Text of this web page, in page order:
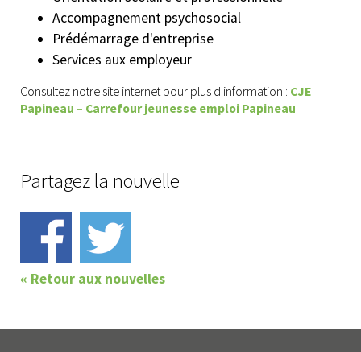
Accompagnement psychosocial
Prédémarrage d'entreprise
Services aux employeur
Consultez notre site internet pour plus d'information : CJE
Papineau – Carrefour jeunesse emploi Papineau
Partagez la nouvelle
« Retour aux nouvelles